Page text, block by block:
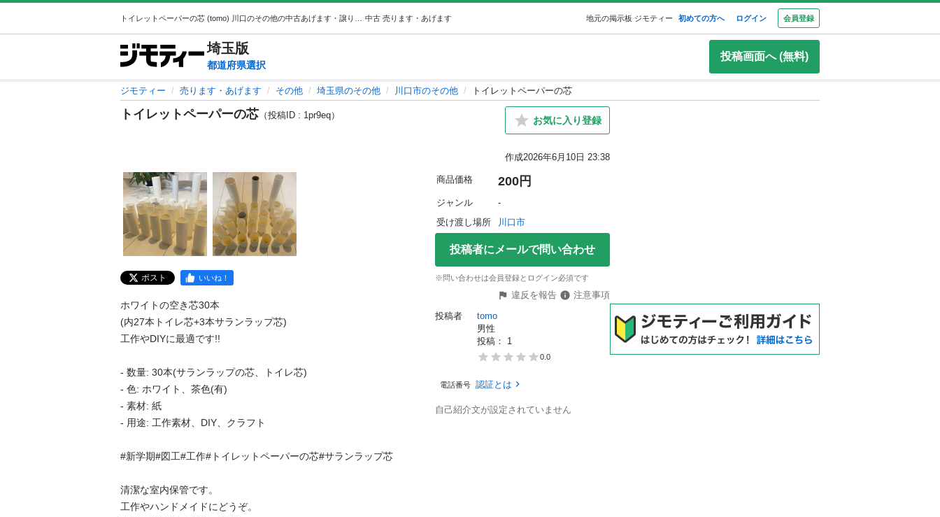
中古 売ります・あげます 地元の掲示板 ジモティー 初めての方へ ログイン 会員登録
埼玉版
都道府県選択
投稿画面へ (無料)
ジモティー 売ります・あげます その他 埼玉県のその他 川口市のその他 トイレットペーパーの芯
トイレットペーパーの芯 （投稿ID : 1pr9eq） お気に入り登録
作成2026年6月10日 23:38
ポスト いいね！
ホワイトの空き芯30本
(内27本トイレ芯+3本サランラップ芯)
工作やDIYに最適です!!
- 数量: 30本(サランラップの芯、トイレ芯)
- 色: ホワイト、茶色(有)
- 素材: 紙
- 用途: 工作素材、DIY、クラフト
#新学期#図工#工作#トイレットペーパーの芯#サランラップ芯
清潔な室内保管です。
工作やハンドメイドにどうぞ。
商品価格 200円
ジャンル
-
受け渡し場所
川口市
投稿者にメールで問い合わせ
※問い合わせは会員登録とログイン必須です
違反を報告
注意事項
投稿者
tomo
男性
投稿： 1
0.0
電話番号 認証とは
自己紹介文が設定されていません